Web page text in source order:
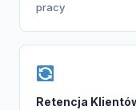
pracy
Retencja